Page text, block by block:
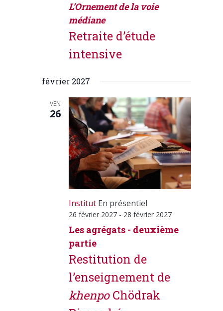
L’Ornement de la voie
médiane
Retraite d’étude
intensive
février 2027
VEN
26
Institut En présentiel
26 février 2027 - 28 février 2027
Les agrégats - deuxième
partie
Restitution de
l’enseignement de
khenpoChödrak